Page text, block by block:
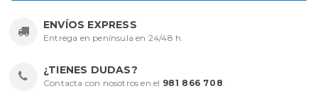
ENVÍOS EXPRESS
Entrega en península en 24/48 h.
¿TIENES DUDAS?
Contacta con nosotros en el 981 866 708.